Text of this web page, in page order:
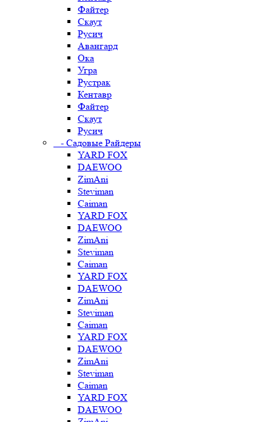
Файтер
Скаут
Русич
Авангард
Ока
Угра
Рустрак
Кентавр
Файтер
Скаут
Русич
- Садовые Райдеры
YARD FOX
DAEWOO
ZimAni
Steviman
Caiman
YARD FOX
DAEWOO
ZimAni
Steviman
Caiman
YARD FOX
DAEWOO
ZimAni
Steviman
Caiman
YARD FOX
DAEWOO
ZimAni
Steviman
Caiman
YARD FOX
DAEWOO